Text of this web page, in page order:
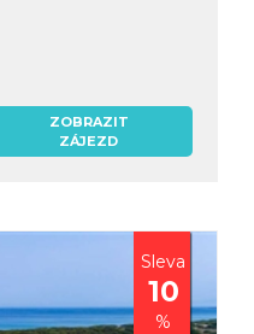
ZOBRAZIT
ZÁJEZD
Sleva
10
%